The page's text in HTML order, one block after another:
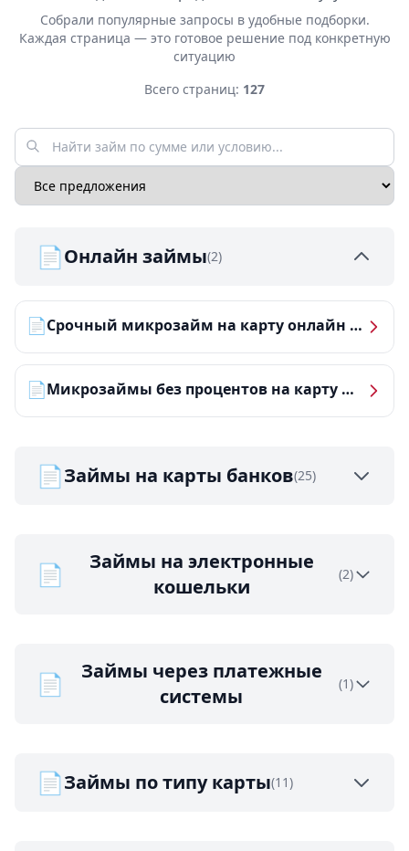
Собрали популярные запросы в удобные подборки.
Каждая страница — это готовое решение под конкретную
ситуацию
Всего страниц: 127
📄Онлайн займы(2)
📄 Срочный микрозайм на карту онлайн — получить деньги за 5 минут
📄 Микрозаймы без процентов на карту — ТОП-10 за 2026 год
📄Займы на карты банков(25)
📄
Займы на электронные
кошельки
(2)
📄
Займы через платежные
системы
(1)
📄Займы по типу карты(11)